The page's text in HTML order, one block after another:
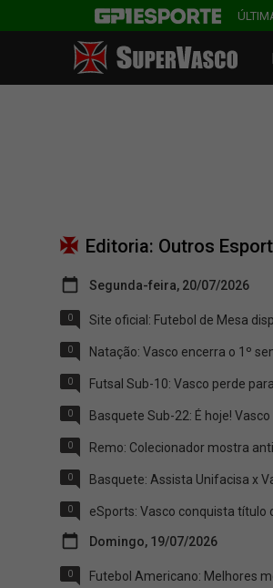
Editoria: Outros
Segunda-feira, 20/07/2026
0 Site oficial: Futebol de Mesa
0 Natação: Vasco encerra o 1º
0 Futsal Sub-10: Vasco perde
0 Basquete Sub-22: É hoje!
0 Remo: Colecionador mostra
0 Basquete: Assista Unifacisa x
0 eSports: Vasco conquista título
Domingo, 19/07/2026
0 Futebol Americano: Melhores